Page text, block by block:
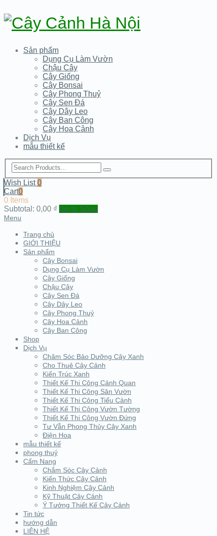
Sản phẩm
Dụng Cụ Làm Vườn
Chậu Cây
Cây Giống
Cây Bonsai
Cây Phong Thuỷ
Cây Sen Đá
Cây Dây Leo
Cây Ban Công
Cây Hoa Cảnh
Dịch Vụ
mẫu thiết kế
Wish List0
Cart0
0 Items
Subtotal: 0,00 ₫ Go to Shop
Menu
Trang chủ
GIỚI THIỆU
Sản phẩm
Cây Bonsai
Dụng Cụ Làm Vườn
Cây Giống
Chậu Cây
Cây Sen Đá
Cây Dây Leo
Cây Phong Thuỷ
Cây Hoa Cảnh
Cây Ban Công
Shop
Dịch Vụ
Chăm Sóc Bảo Dưỡng Cây Xanh
Cho Thuê Cây Cảnh
Kiến Trúc Xanh
Thiết Kế Thi Công Cảnh Quan
Thiết Kế Thi Công Sân Vườn
Thiết Kế Thi Công Tiểu Cảnh
Thiết Kế Thi Công Vườn Tường
Thiết Kế Thi Công Vườn Đứng
Tư Vẫn Phong Thủy Cây Xanh
Điện Hoa
mẫu thiết kế
phong thuỷ
Cẩm Nang
Chắm Sóc Cây Cảnh
Kiến Thức Cây Cảnh
Kinh Nghiệm Cây Cảnh
Kỹ Thuật Cây Cảnh
Ý Tưởng Thiết Kế Cây Cảnh
Tin tức
hướng dẫn
LIÊN HỆ